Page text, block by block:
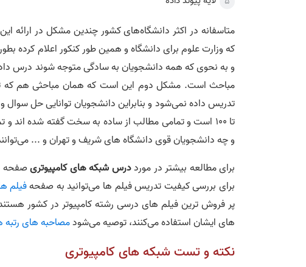
متاسفانه در اکثر دانشگاه‌های کشور چندین مشکل در
که وزارت علوم برای دانشگاه و همین طور کنکور اعلام کرده
و به نحوی که همه دانشجویان به سادگی متوجه شوند درس
تدریس داده نمی‌شود و بنابراین دانشجویان توانایی حل سوال
تا 100 است و تمامی مطالب از ساده به سخت گفته شده اند
و چه دانشجویان قوی دانشگاه های شریف و تهران و ...
برای مطالعه بیشتر در مورددرس شبکه های کامپیوتریصفحه
برای بررسی کیفیت تدریس فیلم ها می‌توانید به صفحهفیلم
پر فروش ترین فیلم های درسی رشته کامپیوتر در کشور هستند،
های ایشان استفاده می‌کنند، توصیه می‌شودمصاحبه های رتبه
نکته و تست شبکه های کامپیوتری